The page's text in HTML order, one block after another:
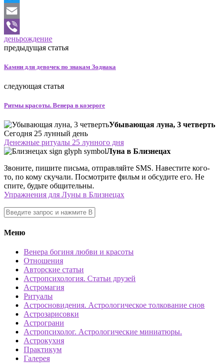
Twitter
Email
Viber
деньрождение
предыдущая статья
Камни для девочек по знакам Зодиака
следующая статья
Ритмы красоты. Венера в козероге
Убывающая луна, 3 четверть
Сегодня 25 лунный день
Денежные ритуалы 25 лунного дня
Луна в Близнецах
Звоните, пишите письма, отправляйте SMS. Навестите кого-
то, по кому скучали. Посмотрите фильм и обсудите его. Не
спите, будьте общительны.
Упражнения для Луны в Близнецах
Меню
Венера богиня любви и красоты
Отношения
Авторские статьи
Астропсихология. Статьи друзей
Астромагия
Ритуалы
Астросновидения. Астрологическое толкование снов
Астрозарисовки
Астрограни
Астропсихолог. Астрологические миниатюры.
Астрокухня
Практикум
Галерея